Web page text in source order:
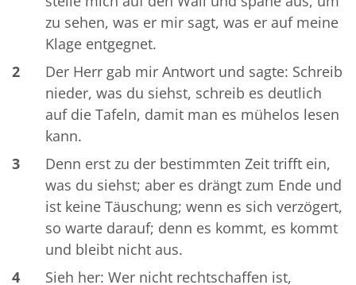
zu sehen, was er mir sagt, was er auf meine
Klage entgegnet.
2
Der Herr gab mir Antwort und sagte: Schreib
nieder, was du siehst, schreib es deutlich
auf die Tafeln, damit man es mühelos lesen
kann.
3
Denn erst zu der bestimmten Zeit trifft ein,
was du siehst; aber es drängt zum Ende und
ist keine Täuschung; wenn es sich verzögert,
so warte darauf; denn es kommt, es kommt
und bleibt nicht aus.
4
Sieh her: Wer nicht rechtschaffen ist,